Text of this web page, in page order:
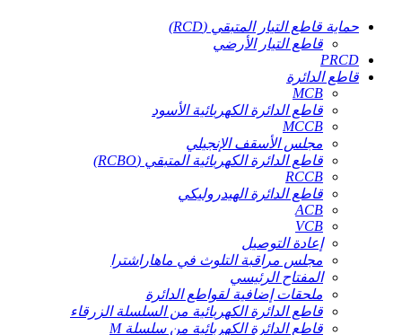
حماية قاطع التيار المتبقي (RCD)
قاطع التيار الأرضي
PRCD
قاطع الدائرة
MCB
قاطع الدائرة الكهربائية الأسود
MCCB
مجلس الأسقف الإنجيلي
قاطع الدائرة الكهربائية المتبقي (RCBO)
RCCB
قاطع الدائرة الهيدروليكي
ACB
VCB
إعادة التوصيل
مجلس مراقبة التلوث في ماهاراشترا
المفتاح الرئيسي
ملحقات إضافية لقواطع الدائرة
قاطع الدائرة الكهربائية من السلسلة الزرقاء
قاطع الدائرة الكهربائية من سلسلة M